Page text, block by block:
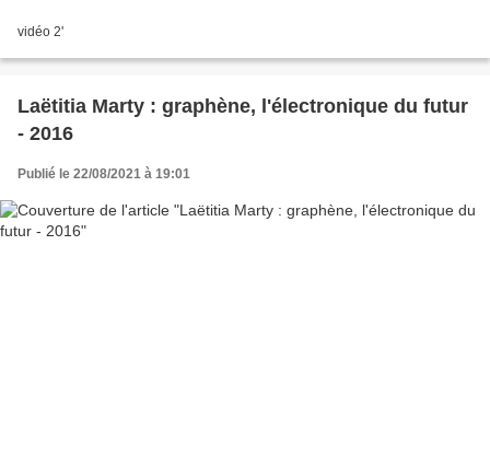
vidéo 2'
Laëtitia Marty : graphène, l'électronique du futur
- 2016
Publié le 22/08/2021 à 19:01